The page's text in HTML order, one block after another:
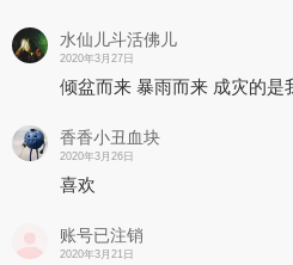
水仙儿斗活佛儿
2020年3月27日
倾盆而来 暴雨而来 成灾的是
香香小丑血块
2020年3月26日
喜欢
账号已注销
2020年3月21日